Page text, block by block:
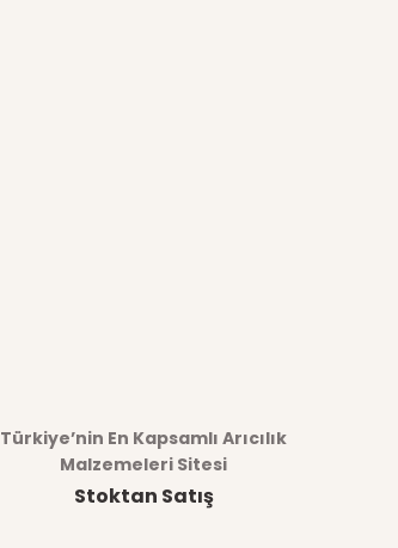
Türkiye’nin En Kapsamlı Arıcılık
Malzemeleri Sitesi
Stoktan Satış